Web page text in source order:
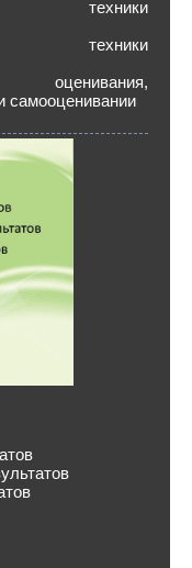
техники
техники
оценивания,
самооценивании